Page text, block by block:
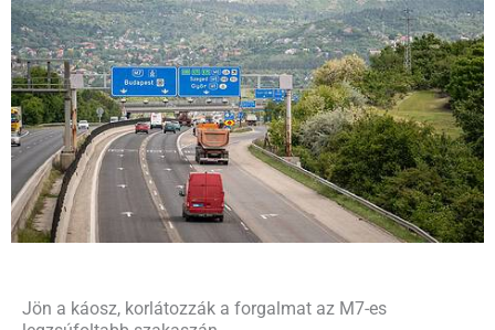
Jön a káosz, korlátozzák a forgalmat az M7-es